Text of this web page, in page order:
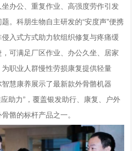
办公、重复作业、高强度劳作引发
。科朋生物自主研发的“安度声”便携
入式方式助力软组织修复与疼痛缓
可满足厂区作业、办公久坐、居家
职业人群慢性劳损康复提供轻量
慧康养展示了最新款外骨骼机器
助力”，覆盖银发助行、康复、户外
骼的标杆产品之一。